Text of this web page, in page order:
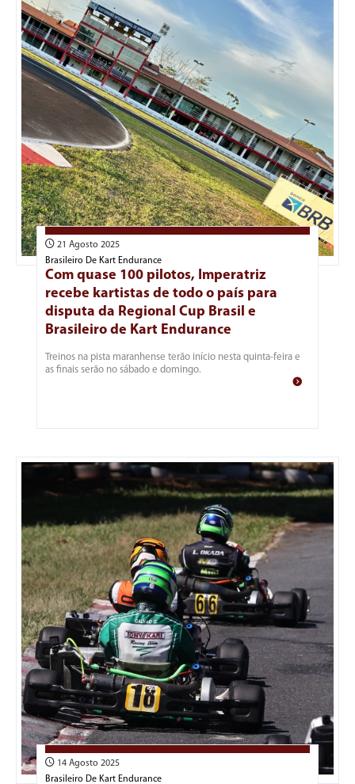
21 Agosto 2025
Brasileiro De Kart Endurance
Com quase 100 pilotos, Imperatriz
recebe kartistas de todo o país para
disputa da Regional Cup Brasil e
Brasileiro de Kart Endurance
Treinos na pista maranhense terão início nesta quinta-feira e
as finais serão no sábado e domingo.
14 Agosto 2025
Brasileiro De Kart Endurance